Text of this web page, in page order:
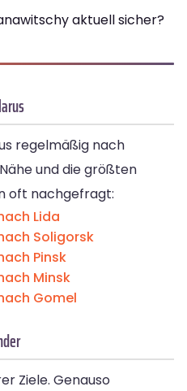
aktuell sicher?
regelmäßig nach
und die größten
oft nachgefragt:
Lida
Soligorsk
Pinsk
Minsk
Gomel
Ziele. Genauso